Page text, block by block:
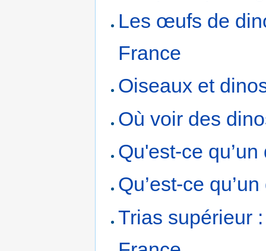
Les œufs de
France
Oiseaux et
Où voir des
Qu'est-ce
Qu’est-ce
Trias supérieur